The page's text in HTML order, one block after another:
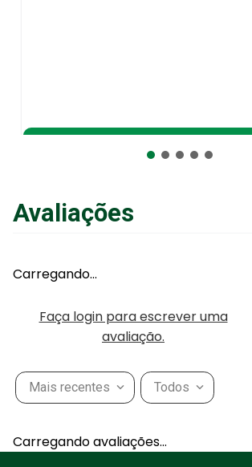
Avaliações
Carregando…
Faça login para escrever uma
avaliação.
Mais recentes Todos
Carregando avaliações…